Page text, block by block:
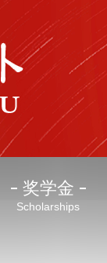
奖学金
Scholarships